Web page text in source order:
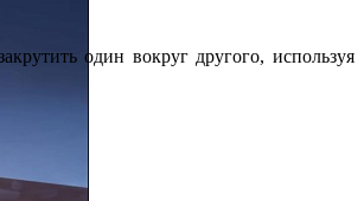
один вокруг другого, используя